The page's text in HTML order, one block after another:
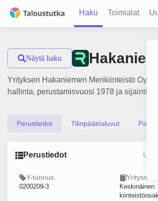
Haku Toimialat
Näytä haku
Yrityksen Hakaniemen Merikiinteistö Oy
hallinta, perustamisvuosi 1978 ja sijainti
Perustiedot Tilinpäätösluvut
Perustiedot
Y-tunnus
0200209-3
Keskinäinen